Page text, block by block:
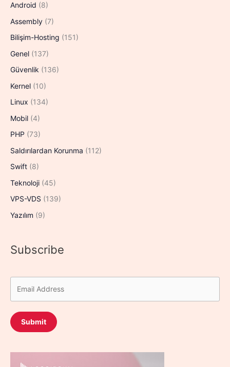
Android (8)
Assembly (7)
Bilişim-Hosting (151)
Genel (137)
Güvenlik (136)
Kernel (10)
Linux (134)
Mobil (4)
PHP (73)
Saldırılardan Korunma (112)
Swift (8)
Teknoloji (45)
VPS-VDS (139)
Yazılım (9)
Subscribe
Submit